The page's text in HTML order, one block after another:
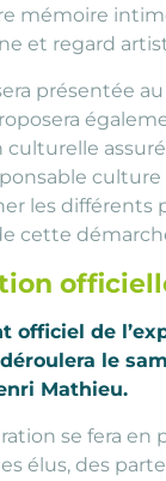
mémoire
et regard
présentée
culture
les différents
cette
officiel de
le
Mathieu.
se fera en
élus, des